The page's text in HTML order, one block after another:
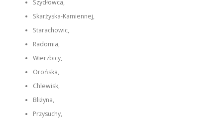
Szydłowca,
Skarżyska-Kamiennej,
Starachowic,
Radomia,
Wierzbicy,
Orońska,
Chlewisk,
Bliżyna,
Przysuchy,